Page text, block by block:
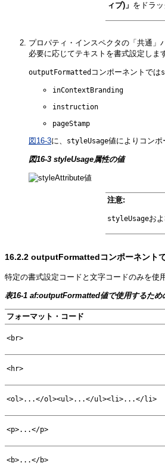
ィブ)」 をドラッ
プロパティ・インスペクタの「共通」
必要に応じてテキストを書式設定しま
outputFormatted コンポーネントでは
inContextBranding
instruction
pageStamp
図16-3に、 styleUsage値によりコンポ
図16-3 styleUsage属性の値
注意:
styleUsageお
16.2.2 outputFormattedコンポーネント
特定の書式設定コードと文字コードのみを使
表16-1 af:outputFormatted値で使用するため
フォーマット・コード
<br>
<hr>
<ol>...</ol><ul>...</ul><li>...</li>
<p>...</p>
<b>...</b>